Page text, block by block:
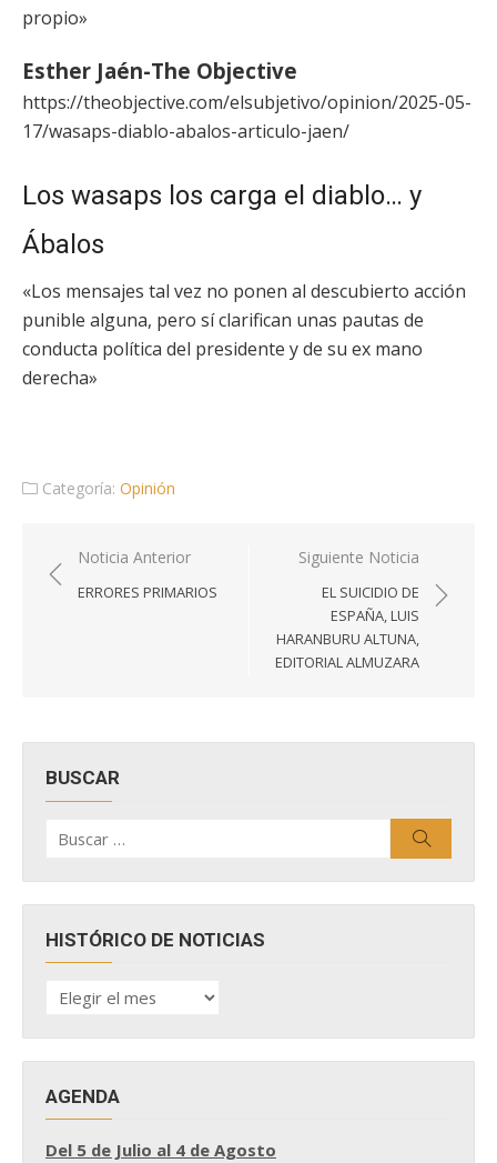
propio»
Esther Jaén-The Objective
https://theobjective.com/elsubjetivo/opinion/2025-05-
17/wasaps-diablo-abalos-articulo-jaen/
Los wasaps los carga el diablo… y
Ábalos
«Los mensajes tal vez no ponen al descubierto acción
punible alguna, pero sí clarifican unas pautas de
conducta política del presidente y de su ex mano
derecha»
Categoría: Opinión
Navegación
de
Noticia Anterior
ERRORES PRIMARIOS
Siguiente Noticia
EL SUICIDIO DE
ESPAÑA, LUIS
HARANBURU ALTUNA,
EDITORIAL ALMUZARA
BUSCAR
por:
HISTÓRICO DE NOTICIAS
HISTÓRICO
DE
AGENDA
Del 5 de Julio al 4 de Agosto